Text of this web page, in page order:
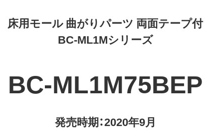
床用モール 曲がりパーツ 両面テープ付
BC-ML1Mシリーズ
BC-ML1M75BEP
発売時期：2020年9月